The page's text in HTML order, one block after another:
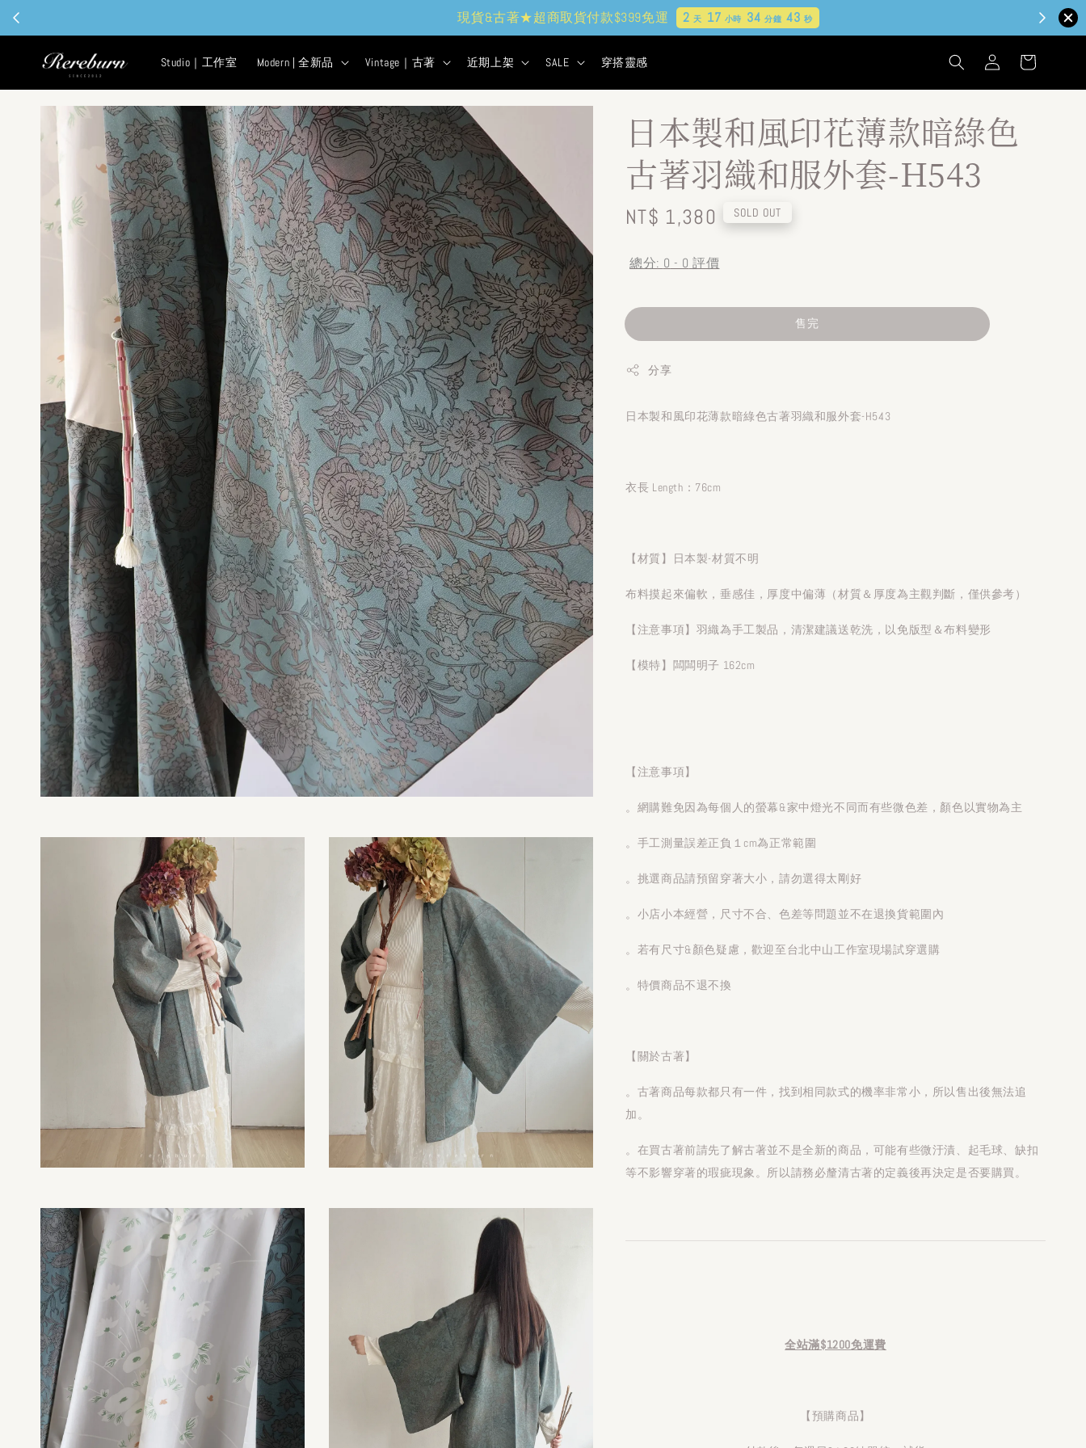
現貨&古著★超商取貨付款$399免運 2天 17小時 34分鐘 41秒
Studio｜工作室 Modern | 全新品 Vintage｜古著 近期上架 SALE 穿搭靈感
日本製和風印花薄款暗綠色
古著羽織和服外套-H543
Regular
NT$ 1,380 SOLD OUT
總分: 0 - 0 評價
售完
分享
日本製和風印花薄款暗綠色古著羽織和服外套-H543
衣長 Length：76cm
【材質】日本製-材質不明
布料摸起來偏軟，垂感佳，厚度中偏薄（材質＆厚度為主觀判斷，僅供參考）
【注意事項】羽織為手工製品，清潔建議送乾洗，以免版型＆布料變形
【模特】闆闆明子 162cm
【注意事項】
。網購難免因為每個人的螢幕&家中燈光不同而有些微色差，顏色以實物為主
。手工測量誤差正負１cm為正常範圍
。挑選商品請預留穿著大小，請勿選得太剛好
。小店小本經營，尺寸不合、色差等問題並不在退換貨範圍內
。若有尺寸&顏色疑慮，歡迎至台北中山工作室現場試穿選購
。特價商品不退不換
【關於古著】
。古著商品每款都只有一件，找到相同款式的機率非常小，所以售出後無法追
加。
。在買古著前請先了解古著並不是全新的商品，可能有些微汙漬、起毛球、缺扣
等不影響穿著的瑕疵現象。所以請務必釐清古著的定義後再決定是否要購買。
全站滿$1200免運費
【預購商品】